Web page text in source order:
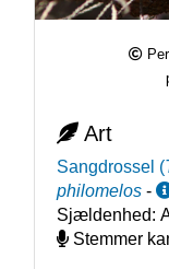
Art
Sangdrossel (
philomelos -
Sjældenhed:
Stemmer